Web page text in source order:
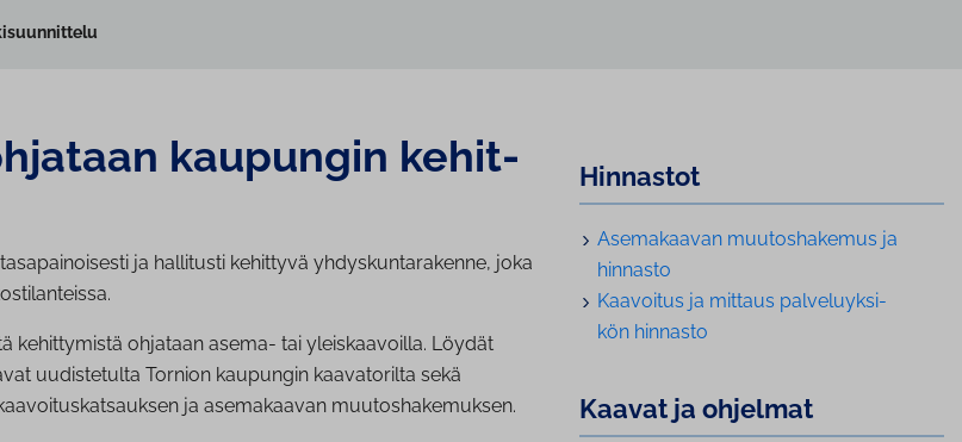
kaupungin ke­hit­
ja hallitusti kehittyvä yhdyskuntarakenne, joka
kehittymistä ohjataan asema- tai yleiskaavoilla. Löydät
uudistetulta Tornion kaupungin kaavatorilta sekä
ja asemakaavan muutoshakemuksen.
Hinnastot
Asemakaavan muu­tos­ha­ke­mus ja
hinnasto
Kaavoitus ja mittaus pal­ve­lu­yk­si­
kön hinnasto
Kaavat ja ohjelmat